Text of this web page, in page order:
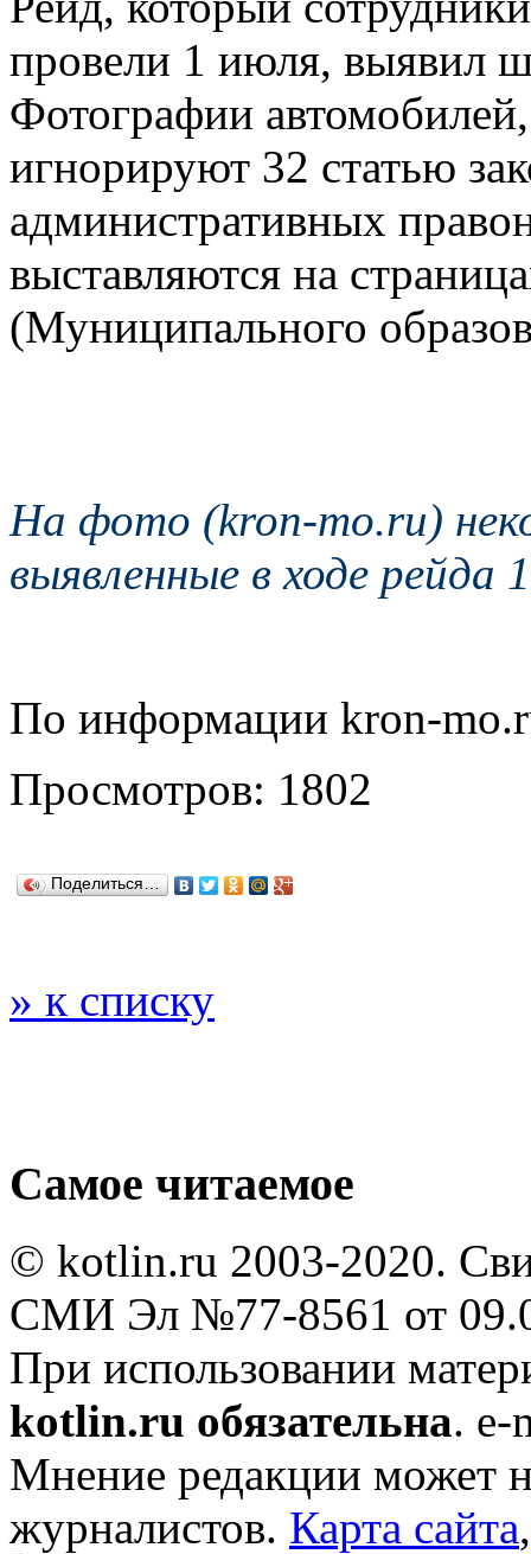
провели 1 июля, выявил
Фотографии
игнорируют 32 статью
административных
выставляются на
(Муниципального
На фото (kron-mo.ru)
выявленные в ходе рейда
По информации kron-
Просмотров: 1802
Поделиться…
» к списку
Самое читаемое
© kotlin.ru 2003-2020.
СМИ Эл №77-8561 от
При использовании
kotlin.ru обязательна. e-
Мнение редакции может
журналистов. Карта сайта